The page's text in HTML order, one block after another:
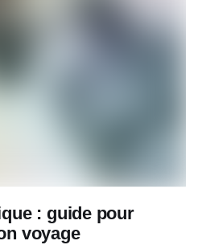
: guide pour
voyage